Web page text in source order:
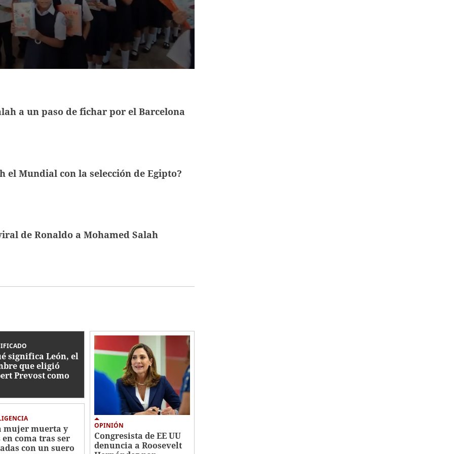
a un paso de fichar por el Barcelona
el Mundial con la selección de Egipto?
de Ronaldo a Mohamed Salah
significa León, el
que eligió
Prevost como
mujer muerta y
en coma tras ser
con un suero
OPINIÓN
Congresista de EE UU
denuncia a Roosevelt